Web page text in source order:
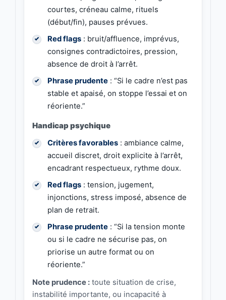
courtes, créneau calme, rituels
(début/fin), pauses prévues.
Red flags : bruit/affluence, imprévus,
consignes contradictoires, pression,
absence de droit à l’arrêt.
Phrase prudente : “Si le cadre n’est pas
stable et apaisé, on stoppe l’essai et on
réoriente.”
Handicap psychique
Critères favorables : ambiance calme,
accueil discret, droit explicite à l’arrêt,
encadrant respectueux, rythme doux.
Red flags : tension, jugement,
injonctions, stress imposé, absence de
plan de retrait.
Phrase prudente : “Si la tension monte
ou si le cadre ne sécurise pas, on
priorise un autre format ou on
réoriente.”
Note prudence : toute situation de crise,
instabilité importante, ou incapacité à